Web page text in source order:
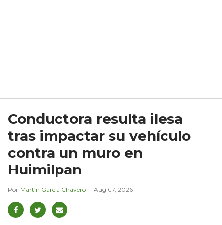
Conductora resulta ilesa
tras impactar su vehículo
contra un muro en
Huimilpan
Martín García Chavero Aug 07, 2026